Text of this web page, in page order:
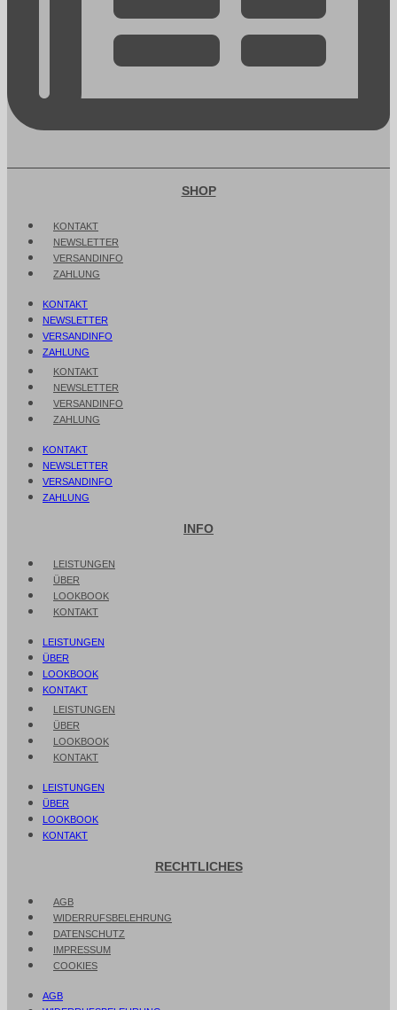
SHOP
KONTAKT
NEWSLETTER
VERSANDINFO
ZAHLUNG
KONTAKT
NEWSLETTER
VERSANDINFO
ZAHLUNG
KONTAKT
NEWSLETTER
VERSANDINFO
ZAHLUNG
KONTAKT
NEWSLETTER
VERSANDINFO
ZAHLUNG
INFO
LEISTUNGEN
ÜBER
LOOKBOOK
KONTAKT
LEISTUNGEN
ÜBER
LOOKBOOK
KONTAKT
LEISTUNGEN
ÜBER
LOOKBOOK
KONTAKT
LEISTUNGEN
ÜBER
LOOKBOOK
KONTAKT
RECHTLICHES
AGB
WIDERRUFSBELEHRUNG
DATENSCHUTZ
IMPRESSUM
COOKIES
AGB